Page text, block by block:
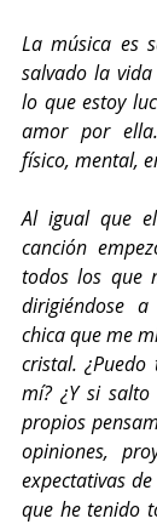
La música es
salvado la
lo que estoy
amor por
físico, mental,
Al igual que
canción
todos los que
dirigiéndose
chica que me
cristal.
mí? ¿Y si
propios
opiniones,
expectativas
que he tenido